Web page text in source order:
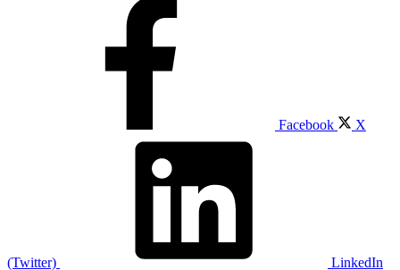
Facebook X
(Twitter) LinkedIn